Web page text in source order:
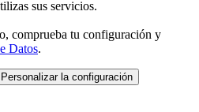
sus servicios.
comprueba tu configuración y
Datos.
Personalizar la configuración